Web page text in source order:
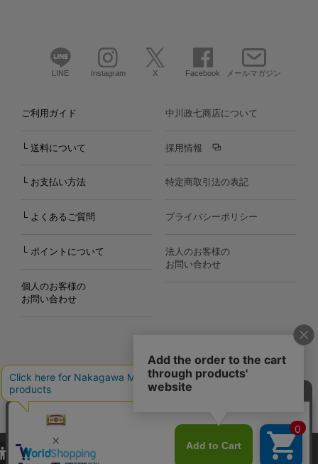
LINE Instagram X Facebook メールマガジン
ご利用ガイド
└ 送料について
└ お支払い方法
└ よくあるご質問
└ ポイントについて
個人のお客様の
お問い合わせ
中川政七商店について
採用情報
特定商取引法の表記
プライバシーポリシー
法人のお客様の
お問い合わせ
Copyright©2000
Nakagawa Masashichi Shoten All Rights Reserved.
当サイトでは、当サイト内における閲覧履歴・属性情報などの取得およ